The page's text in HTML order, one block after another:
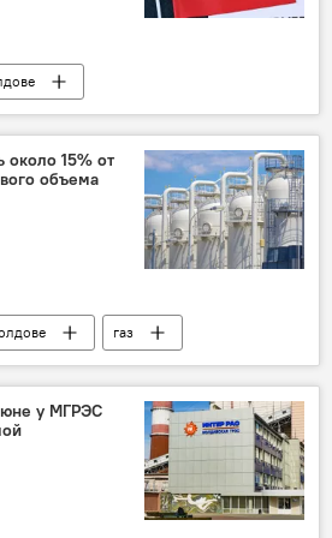
Шор
около 15% от
объема
газ
у МГРЭС